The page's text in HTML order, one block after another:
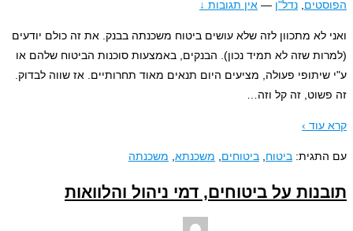
,נדל"ן — אין תגובות ↓
לא מתכוון לזה שלא עושים ביטוח משכנתה בבנק. את זה כולם יודעים
שזה לא תמיד נכון). הבנקים, באמצעות סוכנות הביטוח שלהם או
פעולה, מציעים היום תנאים מאוד תחרותיים. אז שווה לבדוק.
זה קל וזה…
›
ביטוח,ביטוחים,משכנתא,משכנתה
על ביטוחים, דמי ניהול והלוואות